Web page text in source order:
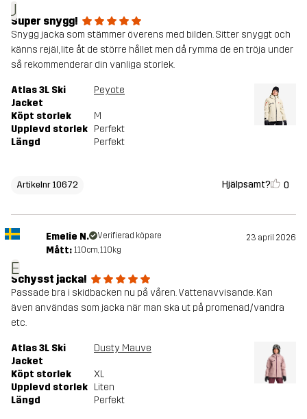
J
Super snygg!
Snygg jacka som stämmer överens med bilden. Sitter snyggt och
känns rejäl, lite åt de större hållet men då rymma de en tröja under
så rekommenderar din vanliga storlek.
Atlas 3L Ski
Jacket
Peyote
Köpt storlek
M
Upplevd storlek Perfekt
Längd
Perfekt
Artikelnr 10672 Hjälpsamt? 0
E
Emelie N. Verifierad köpare 23 april 2026
Mått: 110cm, 110kg
Schysst jacka!
Passade bra i skidbacken nu på våren. Vattenavvisande. Kan
även användas som jacka när man ska ut på promenad/vandra
etc.
Atlas 3L Ski
Jacket
Dusty Mauve
Köpt storlek
XL
Upplevd storlek Liten
Längd
Perfekt